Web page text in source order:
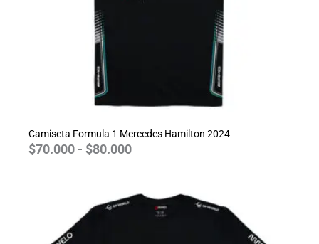
Camiseta Formula 1 Mercedes Hamilton 2024
$70.000 - $80.000